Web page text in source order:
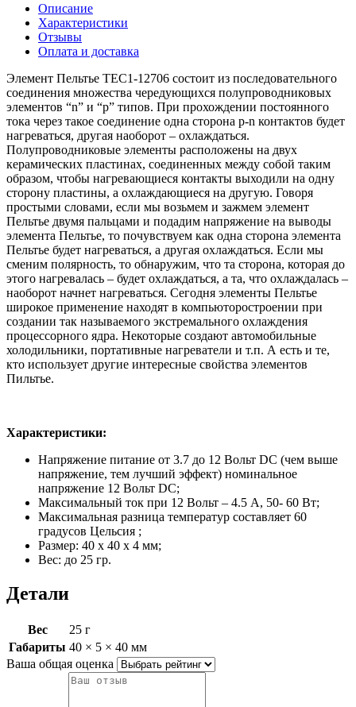
Описание
Характеристики
Отзывы
Оплата и доставка
Элемент Пельтье TEC1-12706 состоит из последовательного
соединения множества чередующихся полупроводниковых
элементов “n” и “p” типов. При прохождении постоянного
тока через такое соединение одна сторона p-n контактов будет
нагреваться, другая наоборот – охлаждаться.
Полупроводниковые элементы расположены на двух
керамических пластинах, соединенных между собой таким
образом, чтобы нагревающиеся контакты выходили на одну
сторону пластины, а охлаждающиеся на другую. Говоря
простыми словами, если мы возьмем и зажмем элемент
Пельтье двумя пальцами и подадим напряжение на выводы
элемента Пельтье, то почувствуем как одна сторона элемента
Пельтье будет нагреваться, а другая охлаждаться. Если мы
сменим полярность, то обнаружим, что та сторона, которая до
этого нагревалась – будет охлаждаться, а та, что охлаждалась –
наоборот начнет нагреваться. Сегодня элементы Пельтье
широкое применение находят в компьюторостроении при
создании так называемого экстремального охлаждения
процессорного ядра. Некоторые создают автомобильные
холодильники, портативные нагреватели и т.п. А есть и те,
кто использует другие интересные свойства элементов
Пильтье.
Характеристики:
Напряжение питание от 3.7 до 12 Вольт DC (чем выше
напряжение, тем лучший эффект) номинальное
напряжение 12 Вольт DC;
Максимальный ток при 12 Вольт – 4.5 А, 50- 60 Вт;
Максимальная разница температур составляет 60
градусов Цельсия ;
Размер: 40 х 40 х 4 мм;
Вес: до 25 гр.
Детали
Вес
25 г
Габариты 40 × 5 × 40 мм
Ваша общая оценка